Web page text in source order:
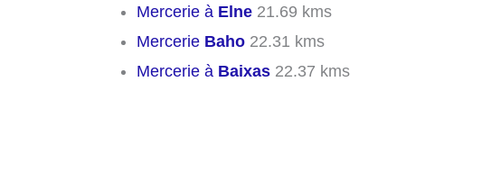
Mercerie à Elne 21.69 kms
Mercerie Baho 22.31 kms
Mercerie à Baixas 22.37 kms